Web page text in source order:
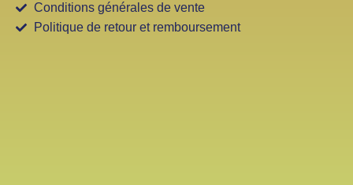
Conditions générales de vente
Politique de retour et remboursement